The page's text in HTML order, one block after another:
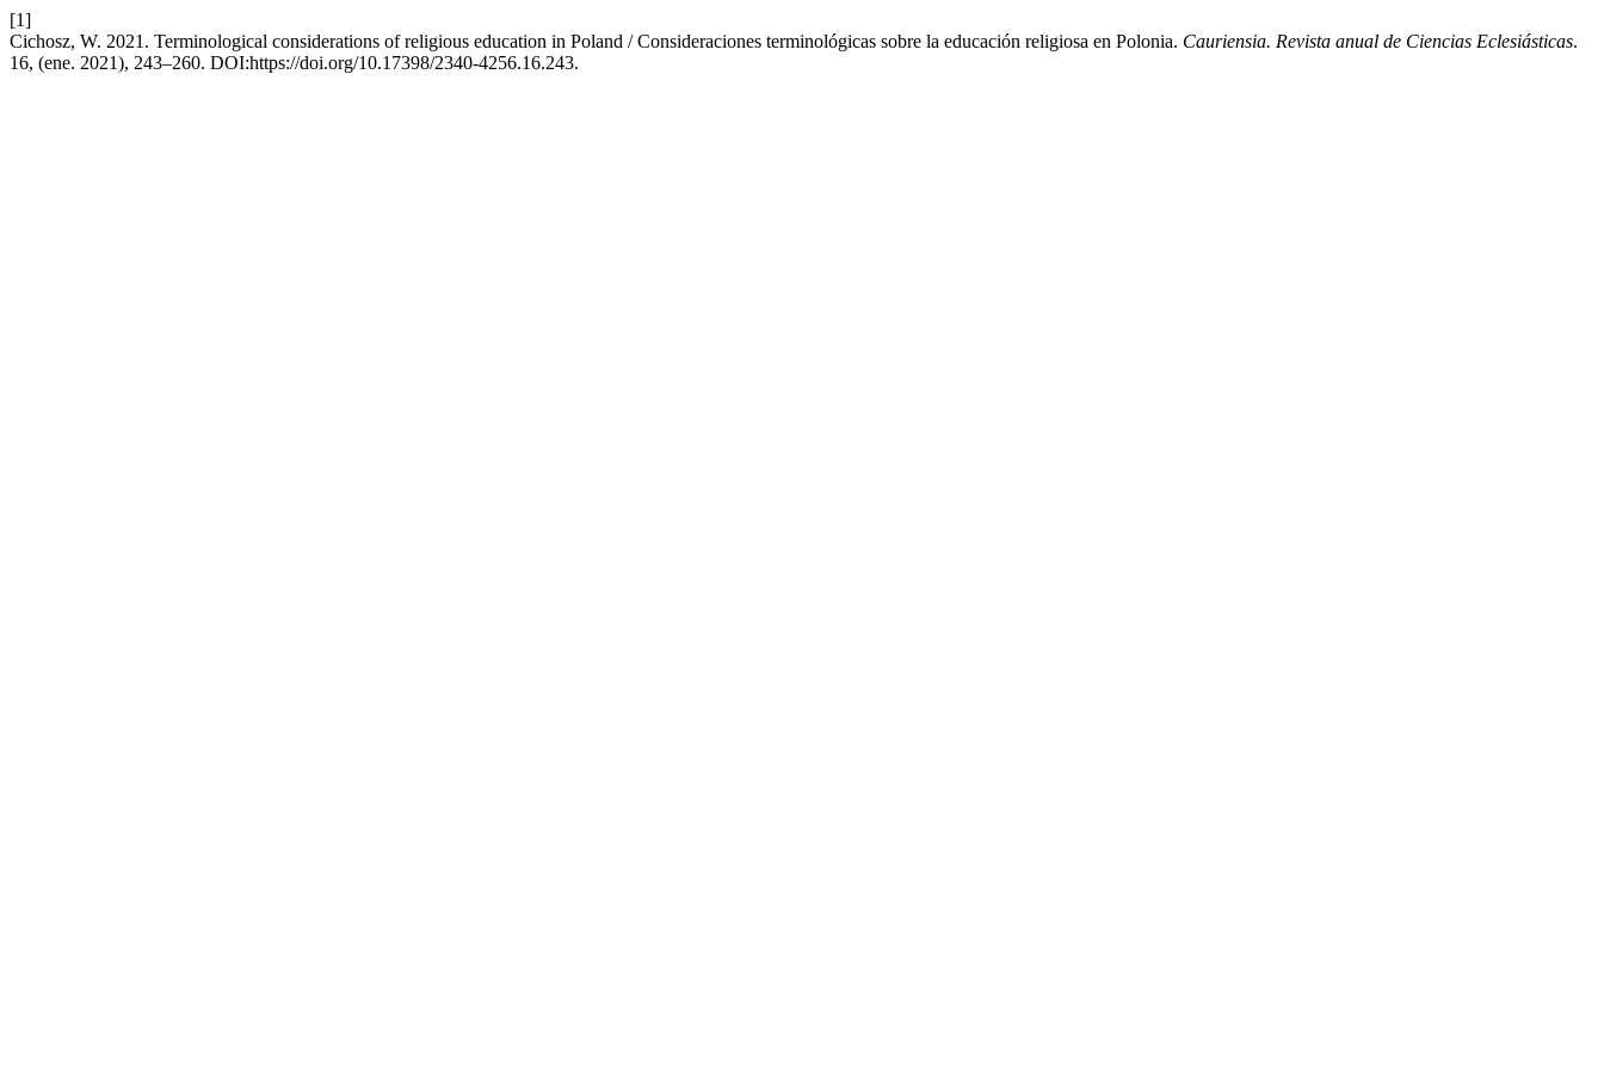
[1]
Cichosz, W. 2021. Terminological considerations of religious education in Poland / Consideraciones terminológicas sobre la educación religiosa en Polonia. Cauriensia. Revista anual de Ciencias Eclesiásticas.
16, (ene. 2021), 243–260. DOI:https://doi.org/10.17398/2340-4256.16.243.